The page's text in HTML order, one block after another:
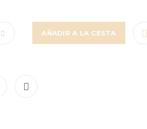
AÑADIR A LA CESTA